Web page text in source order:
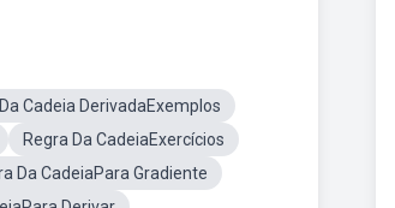
Cadeia DerivadaExemplos
Regra Da CadeiaExercícios
Da CadeiaPara Gradiente